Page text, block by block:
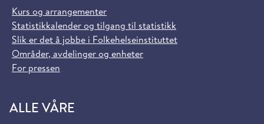
Kurs og arrangementer
Statistikkalender og tilgang til statistikk
Slik er det å jobbe i Folkehelseinstituttet
Områder, avdelinger og enheter
For pressen
ALLE VÅRE